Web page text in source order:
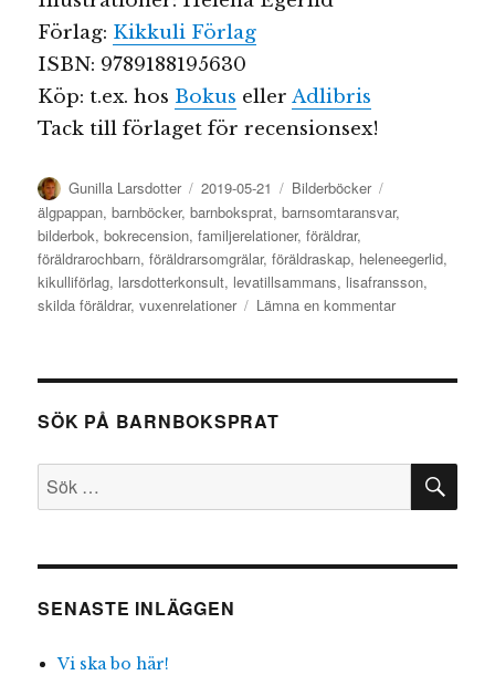
Förlag: Kikkuli Förlag
ISBN: 9789188195630
Köp: t.ex. hos Bokus ellerAdlibris
Tack till förlaget för recensionsex!
Författare
Gunilla Larsdotter
Publicerat
den
2019-05-21 Kategorier
Bilderböcker
älgpappan,barnböcker,barnboksprat,barnsomtaransvar,
bilderbok,bokrecension,familjerelationer,föräldrar,
föräldrarochbarn,föräldrarsomgrälar,föräldraskap, heleneegerlid,
kikulliförlag, larsdotterkonsult, levatillsammans, lisafransson,
skilda föräldrar,vuxenrelationer Lämna en kommentartill
SÖK PÅ BARNBOKSPRAT
Sök
SENASTE INLÄGGEN
Vi ska bo här!